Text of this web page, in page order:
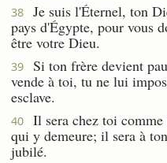
38
Je suis l'Éternel, ton
pays d'Égypte, pour vous
être votre Dieu.
39
Si ton frère devient
vende à toi, tu ne lui
esclave.
40
Il sera chez toi
qui y demeure; il sera à
jubilé.